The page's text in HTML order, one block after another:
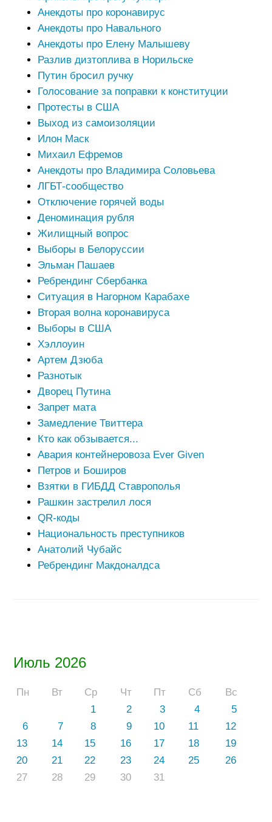
Июль 2026
Пн Вт Ср Чт Пт Сб
Вс
1
2 3 4
5
6
7 8 9 10 11
12
13
14 15 16 17 18
19
20
21 22 23 24 25
26
27
28 29 30 31
Анекдоты про коронавирус
Анекдоты про Навального
Анекдоты про Елену Малышеву
Разлив дизтоплива в Норильске
Путин бросил ручку
Голосование за поправки к конституции
Протесты в США
Выход из самоизоляции
Илон Маск
Михаил Ефремов
Анекдоты про Владимира Соловьева
ЛГБТ-сообщество
Отключение горячей воды
Деноминация рубля
Жилищный вопрос
Выборы в Белоруссии
Эльман Пашаев
Ребрендинг Сбербанка
Ситуация в Нагорном Карабахе
Вторая волна коронавируса
Выборы в США
Хэллоуин
Артем Дзюба
Разнотык
Дворец Путина
Запрет мата
Замедление Твиттера
Кто как обзывается...
Авария контейнеровоза Ever Given
Петров и Боширов
Взятки в ГИБДД Ставрополья
Рашкин застрелил лося
QR-коды
Национальность преступников
Анатолий Чубайс
Ребрендинг Макдоналдса